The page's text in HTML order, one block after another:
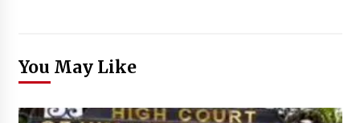
You May Like